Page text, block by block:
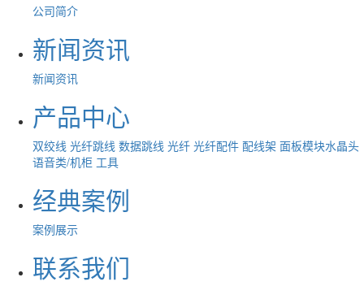
公司简介
新闻资讯
新闻资讯
产品中心
双绞线 光纤跳线 数据跳线 光纤 光纤配件 配线架 面板模块水晶头
语音类/机柜 工具
经典案例
案例展示
联系我们